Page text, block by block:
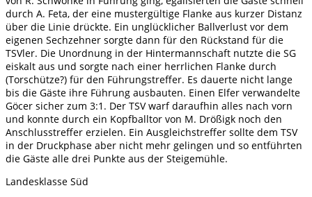
durch A. Feta, der eine mustergültige Flanke aus kurzer Distanz
über die Linie drückte. Ein unglücklicher Ballverlust vor dem
eigenen Sechzehner sorgte dann für den Rückstand für die
TSVler. Die Unordnung in der Hintermannschaft nutzte die SG
eiskalt aus und sorgte nach einer herrlichen Flanke durch
(Torschütze?) für den Führungstreffer. Es dauerte nicht lange
bis die Gäste ihre Führung ausbauten. Einen Elfer verwandelte
Göcer sicher zum 3:1. Der TSV warf daraufhin alles nach vorn
und konnte durch ein Kopfballtor von M. Drößigk noch den
Anschlusstreffer erzielen. Ein Ausgleichstreffer sollte dem TSV
in der Druckphase aber nicht mehr gelingen und so entführten
die Gäste alle drei Punkte aus der Steigemühle.
Landesklasse Süd